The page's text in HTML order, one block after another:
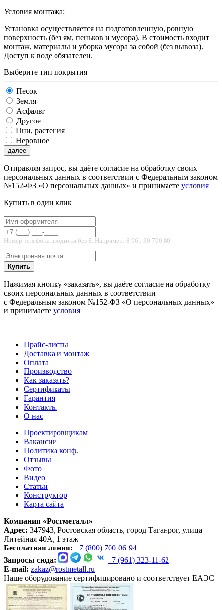
Условия монтажа:
Установка осуществляется на подготовленную, ровную
поверхность (без ям, пеньков и мусора). В стоимость входит
монтаж, материалы и уборка мусора за собой (без вывоза).
Доступ к воде обязателен.
Выберите тип покрытия
Песок
Земля
Асфальт
Другое
Пни, растения
Неровное
далее
Отправляя запрос, вы даёте согласие на обработку своих
персональных данных в соответствии с Федеральным законом
№152-ФЗ «О персональных данных» и принимаете условия
Купить в один клик
Номер телефона вводится без 8. Например: 8 961 30 700 80
Купить
Нажимая кнопку «заказать», вы даёте согласие на обработку
своих персональных данных в соответствии
с Федеральным законом №152-ФЗ «О персональных данных»
и принимаете условия
Прайс-листы
Доставка и монтаж
Оплата
Производство
Как заказать?
Сертификаты
Гарантия
Контакты
О нас
Проектировщикам
Вакансии
Политика конф.
Отзывы
Фото
Видео
Статьи
Конструктор
Карта сайта
Компания «Ростметалл»
Адрес: 347943, Ростовская область, город Таганрог, улица
Литейная 40А, 1 этаж
Бесплатная линия: +7 (800) 700-06-94
Запросы сюда:
+7 (961) 323-11-62
E-mail: zakaz@rostmetall.ru
Наше оборудование сертифицировано и соответствует ЕАЭС